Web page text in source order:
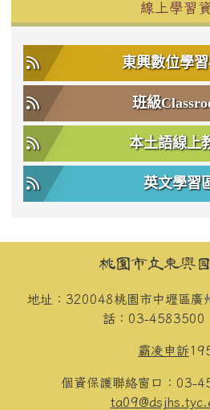
線上學習
東興數位學
班級
本土語線上
英文學習
頁尾區域內容桃園市立東興
地址：320048桃園市中壢區廣
話：03-4583500
霸凌申訴
個資保護聯絡窗口：03-